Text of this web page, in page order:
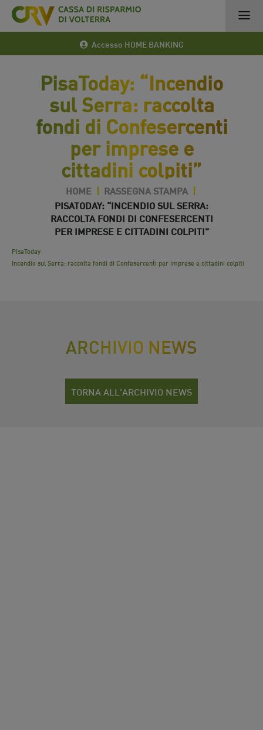
Accesso HOME BANKING
PisaToday: “Incendio
sul Serra: raccolta
fondi di Confesercenti
per imprese e
cittadini colpiti”
HOME | RASSEGNA STAMPA |
PISATODAY: “INCENDIO SUL SERRA:
RACCOLTA FONDI DI CONFESERCENTI
PER IMPRESE E CITTADINI COLPITI”
27 Set 2018
PisaToday
Incendio sul Serra: raccolta fondi di Confesercenti per imprese e cittadini colpiti
ARCHIVIO NEWS
TORNA ALL'ARCHIVIO NEWS